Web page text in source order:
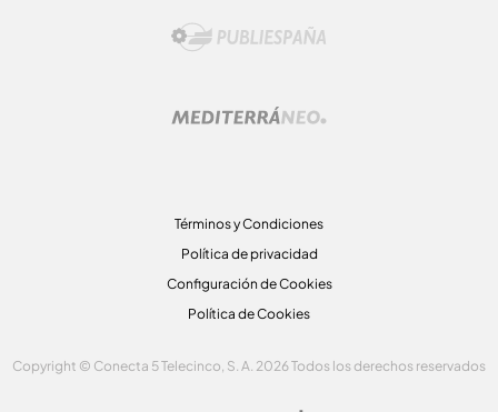
Términos y Condiciones
Política de privacidad
Configuración de Cookies
Política de Cookies
Copyright © Conecta 5 Telecinco, S. A. 2026 Todos los derechos reservados